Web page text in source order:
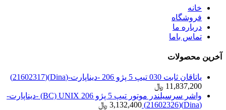
خانه
فروشگاه
درباره ما
تماس باما
آخرین محصولات
یاتاقان ثابت 030 تیپ 5 پژو 206 -دیناپارت-(Dina)(21602317)
11,837,200 ﷼
واشر سرسیلندر موتور تیپ 5 پژو 206 BC) UNIX) -دیناپارت-
(Dina)(21602326)
3,132,400 ﷼